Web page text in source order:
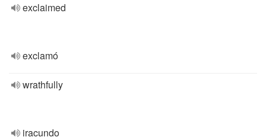
exclaimed
exclamó
wrathfully
iracundo